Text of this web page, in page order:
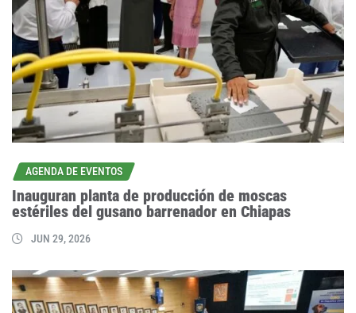
AGENDA DE EVENTOS
Inauguran planta de producción de moscas
estériles del gusano barrenador en Chiapas
JUN 29, 2026